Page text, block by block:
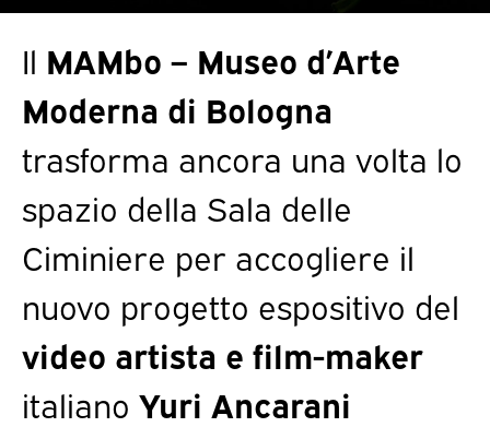
Il MAMbo – Museo d’Arte
Moderna di Bologna
trasforma ancora una volta lo
spazio della Sala delle
Ciminiere per accogliere il
nuovo progetto espositivo del
video artista e film-maker
italiano Yuri Ancarani